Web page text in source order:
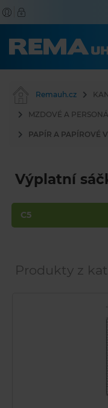
Remauh.cz
MZDOVÉ A
PAPÍR A PAPÍROVÉ
Výplatní
C5
Produkty z